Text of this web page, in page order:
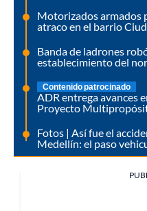
Motorizados armados
atraco en el barrio
Banda de ladrones
establecimiento del
Contenido patrocinado
ADR entrega avances
Proyecto
Fotos | Así fue el
Medellín: el paso